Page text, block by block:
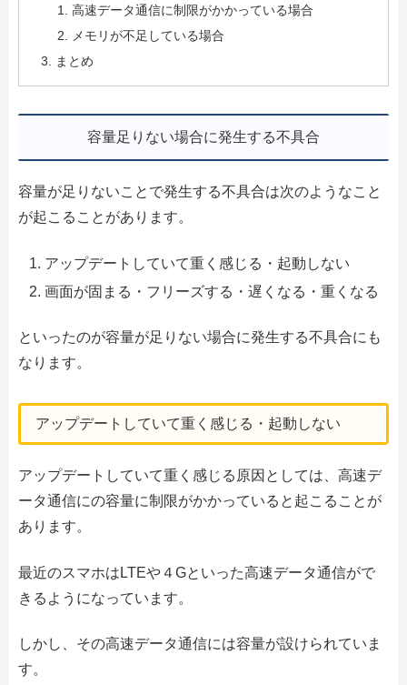
高速データ通信に制限がかかっている場合
メモリが不足している場合
まとめ
容量足りない場合に発生する不具合
容量が足りないことで発生する不具合は次のようなこと
が起こることがあります。
アップデートしていて重く感じる・起動しない
画面が固まる・フリーズする・遅くなる・重くなる
といったのが容量が足りない場合に発生する不具合にも
なります。
アップデートしていて重く感じる・起動しない
アップデートしていて重く感じる原因としては、高速デ
ータ通信にの容量に制限がかかっていると起こることが
あります。
最近のスマホはLTEや４Gといった高速データ通信がで
きるようになっています。
しかし、その高速データ通信には容量が設けられていま
す。